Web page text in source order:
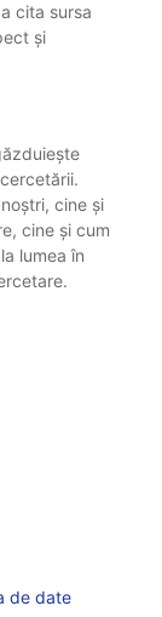
cita sursa
și
cine și
cine și cum
lumea în
de date